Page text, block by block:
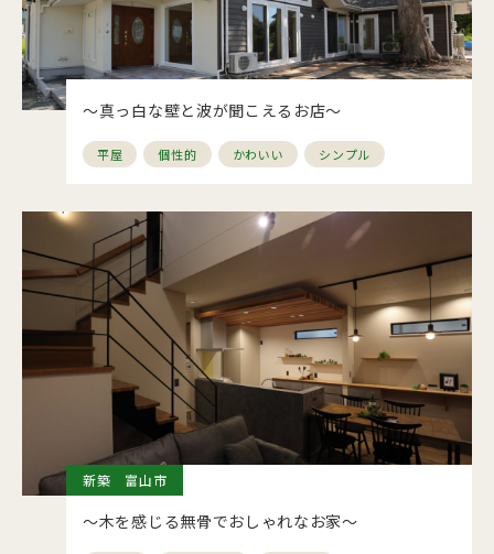
～真っ白な壁と波が聞こえるお店～
平屋 個性的 かわいい シンプル
新築 富山市
～木を感じる無骨でおしゃれなお家～